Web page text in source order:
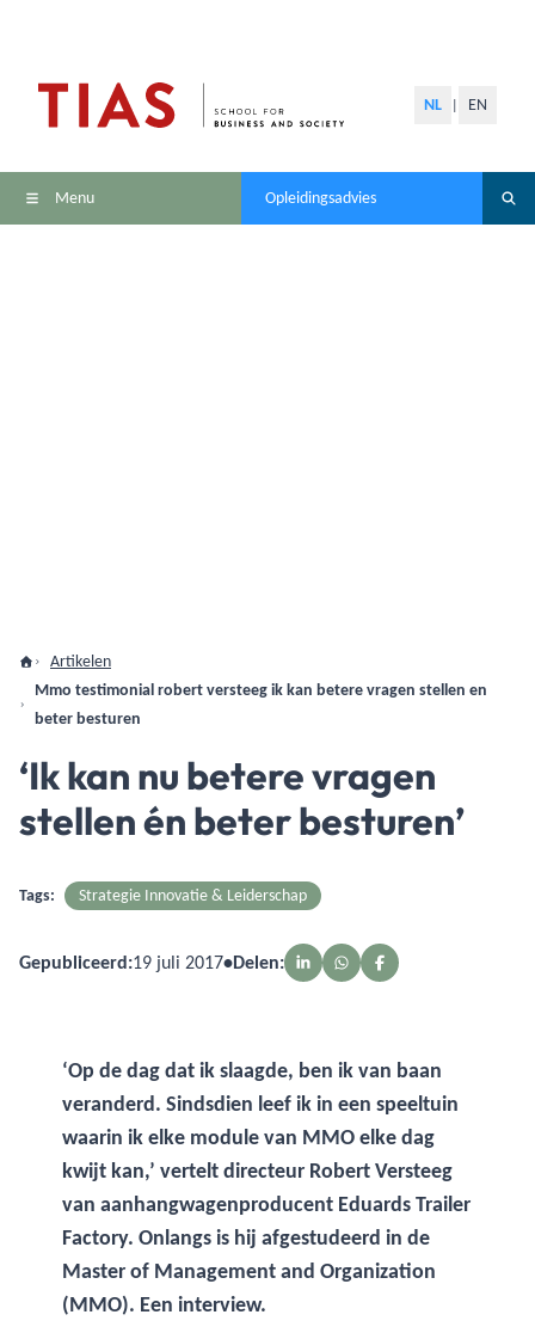
NL EN
Menu Opleidingsadvies
Artikelen
Mmo testimonial robert versteeg ik kan betere vragen stellen en
beter besturen
‘Ik kan nu betere vragen
stellen én beter besturen’
Tags: Strategie Innovatie & Leiderschap
Gepubliceerd:19 juli 2017•Delen:
‘Op de dag dat ik slaagde, ben ik van baan
veranderd. Sindsdien leef ik in een speeltuin
waarin ik elke module van MMO elke dag
kwijt kan,’ vertelt directeur Robert Versteeg
van aanhangwagenproducent Eduards Trailer
Factory. Onlangs is hij afgestudeerd in de
Master of Management and Organization
(MMO). Een interview.